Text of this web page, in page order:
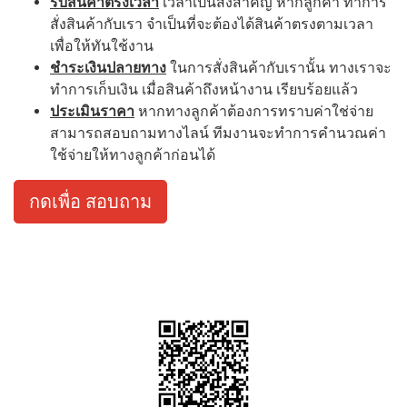
สั่งสินค้ากับเรา จำเป็นที่จะต้องได้สินค้าตรงตามเวลา
เพื่อให้ทันใช้งาน
ชำระเงินปลายทาง ในการสั่งสินค้ากับเรานั้น ทางเราจะ
ทำการเก็บเงิน เมื่อสินค้าถึงหน้างาน เรียบร้อยแล้ว
ประเมินราคา หากทางลูกค้าต้องการทราบค่าใช่จ่าย
สามารถสอบถามทางไลน์ ทีมงานจะทำการคำนวณค่า
ใช้จ่ายให้ทางลูกค้าก่อนได้
กดเพื่อ สอบถาม